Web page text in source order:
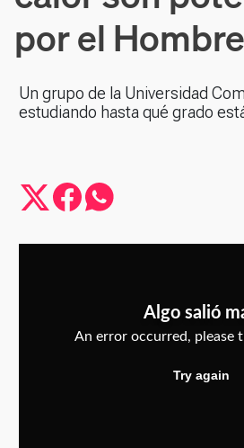
por el Hombre
Un grupo de la Universidad
estudiando hasta qué grado